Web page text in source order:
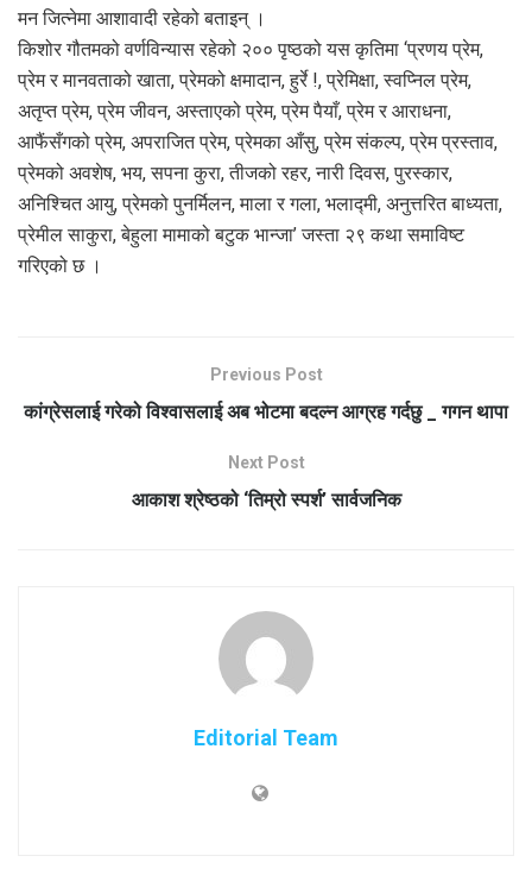
मन जित्नेमा आशावादी रहेको बताइन् ।
किशोर गौतमको वर्णविन्यास रहेको २०० पृष्ठको यस कृतिमा ‘प्रणय प्रेम,
प्रेम र मानवताको खाता, प्रेमको क्षमादान, हुर्रे !, प्रेमिक्षा, स्वप्निल प्रेम,
अतृप्त प्रेम, प्रेम जीवन, अस्ताएको प्रेम, प्रेम पैयाँ, प्रेम र आराधना,
आफैंसँगको प्रेम, अपराजित प्रेम, प्रेमका आँसु, प्रेम संकल्प, प्रेम प्रस्ताव,
प्रेमको अवशेष, भय, सपना कुरा, तीजको रहर, नारी दिवस, पुरस्कार,
अनिश्चित आयु, प्रेमको पुनर्मिलन, माला र गला, भलाद्मी, अनुत्तरित बाध्यता,
प्रेमील साकुरा, बेहुला मामाको बटुक भान्जा’ जस्ता २९ कथा समाविष्ट
गरिएको छ ।
Previous Post
कांग्रेसलाई गरेको विश्वासलाई अब भोटमा बदल्न आग्रह गर्दछु _ गगन थापा
Next Post
आकाश श्रेष्ठको ‘तिम्रो स्पर्श’ सार्वजनिक
Editorial Team